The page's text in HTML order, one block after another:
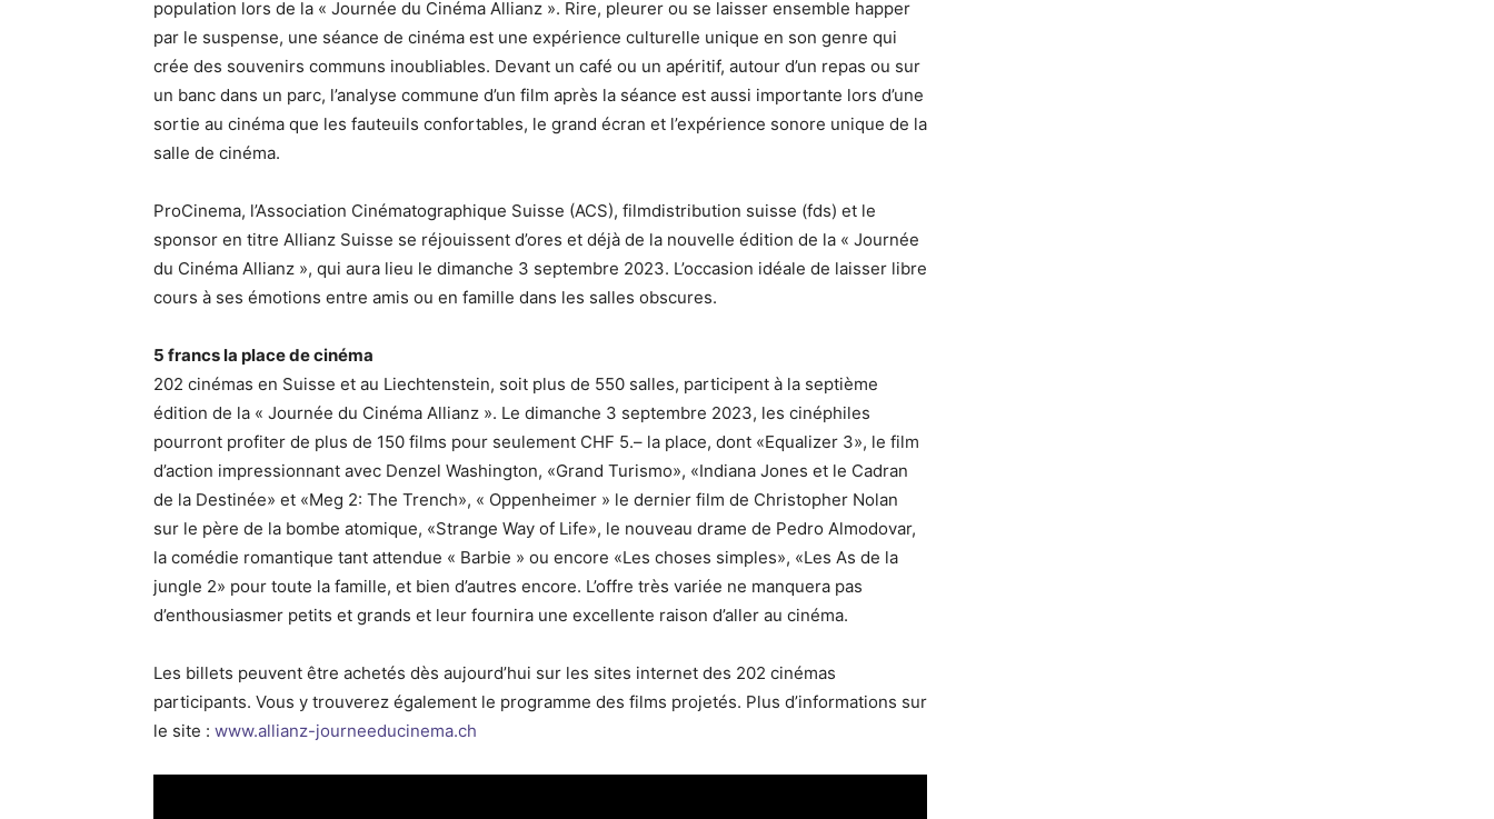
population lors de la « Journée du Cinéma Allianz ». Rire, pleurer ou se laisser ensemble happer
par le suspense, une séance de cinéma est une expérience culturelle unique en son genre qui
crée des souvenirs communs inoubliables. Devant un café ou un apéritif, autour d’un repas ou sur
un banc dans un parc, l’analyse commune d’un film après la séance est aussi importante lors d’une
sortie au cinéma que les fauteuils confortables, le grand écran et l’expérience sonore unique de la
salle de cinéma.
ProCinema, l’Association Cinématographique Suisse (ACS), filmdistribution suisse (fds) et le
sponsor en titre Allianz Suisse se réjouissent d’ores et déjà de la nouvelle édition de la « Journée
du Cinéma Allianz », qui aura lieu le dimanche 3 septembre 2023. L’occasion idéale de laisser libre
cours à ses émotions entre amis ou en famille dans les salles obscures.
5 francs la place de cinéma
202 cinémas en Suisse et au Liechtenstein, soit plus de 550 salles, participent à la septième
édition de la « Journée du Cinéma Allianz ». Le dimanche 3 septembre 2023, les cinéphiles
pourront profiter de plus de 150 films pour seulement CHF 5.– la place, dont «Equalizer 3», le film
d’action impressionnant avec Denzel Washington, «Grand Turismo», «Indiana Jones et le Cadran
de la Destinée» et «Meg 2: The Trench», « Oppenheimer » le dernier film de Christopher Nolan
sur le père de la bombe atomique, «Strange Way of Life», le nouveau drame de Pedro Almodovar,
la comédie romantique tant attendue « Barbie » ou encore «Les choses simples», «Les As de la
jungle 2» pour toute la famille, et bien d’autres encore. L’offre très variée ne manquera pas
d’enthousiasmer petits et grands et leur fournira une excellente raison d’aller au cinéma.
Les billets peuvent être achetés dès aujourd’hui sur les sites internet des 202 cinémas
participants. Vous y trouverez également le programme des films projetés. Plus d’informations sur
le site : www.allianz-journeeducinema.ch